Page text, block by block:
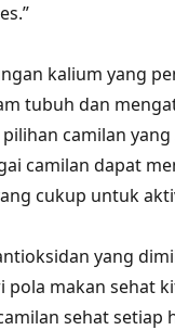
kalium yang
tubuh dan
pilihan camilan
camilan dapat
cukup untuk
yang
makan sehat
sehat setiap